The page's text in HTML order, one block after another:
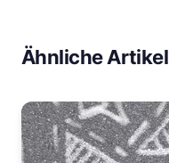
Ähnliche Artikel